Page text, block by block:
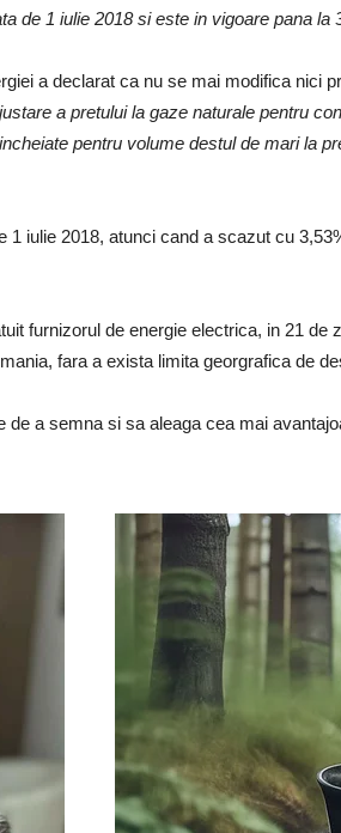
de 1 iulie 2018 si este in vigoare pana la
a declarat ca nu se mai modifica nici
a pretului la gaze naturale pentru
pentru volume destul de mari la
iulie 2018, atunci cand a scazut cu
furnizorul de energie electrica, in 21 de
fara a exista limita georgrafica de
a semna si sa aleaga cea mai